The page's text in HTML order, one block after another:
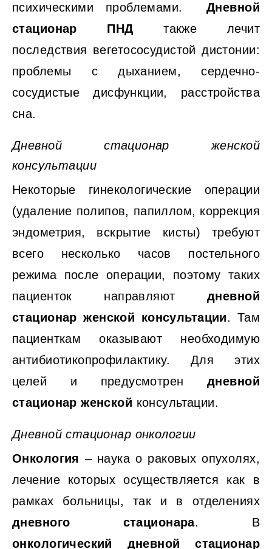
психическими проблемами.
Дневной
стационар ПНД также лечит
последствия вегетососудистой дистонии:
проблемы с дыханием, сердечно-
сосудистые дисфункции, расстройства
сна.
Дневной стационар женской
консультации
Некоторые гинекологические операции
(удаление полипов, папиллом, коррекция
эндометрия, вскрытие кисты) требуют
всего несколько часов постельного
режима после операции, поэтому таких
пациенток направляютдневной
стационар женской консультации. Там
пациенткам оказывают необходимую
антибиотикопрофилактику. Для этих
целей и предусмотрендневной
стационар женской консультации.
Дневной стационар онкологии
Онкология – наука о раковых опухолях,
лечение которых осуществляется как в
рамках больницы, так и в отделениях
дневного стационара. В
онкологический дневной стационар